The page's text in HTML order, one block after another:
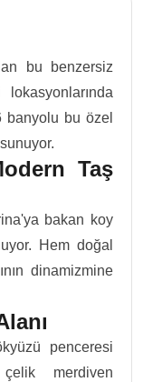
bu benzersiz
banyolu bu özel
Taş
bakan koy
Hem doğal
dinamizmine
penceresi
merdiven